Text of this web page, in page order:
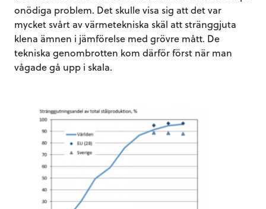
onödiga problem. Det skulle visa sig att det var
mycket svårt av värmetekniska skäl att stränggjuta
klena ämnen i jämförelse med grövre mått. De
tekniska genombrotten kom därför först när man
vågade gå upp i skala.